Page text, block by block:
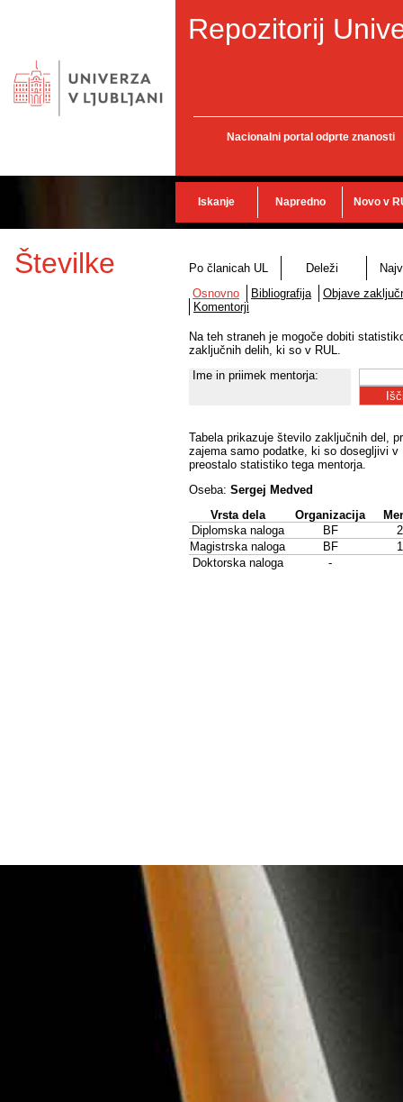
Repozitorij
Nacionalni portal odprte znanosti
Iskanje Napredno Novo v
Številke Po članicah UL Deleži
Osnovno
Bibliografija
Objave
Komentorji
Na teh straneh je mogoče dobiti
zaključnih delih, ki so v RUL.
Ime in priimek mentorja:
Tabela prikazuje število zaključnih del,
zajema samo podatke, ki so dosegljivi
preostalo statistiko tega mentorja.
Oseba: Sergej Medved
Vrsta dela
Organizacija
Diplomska naloga
BF
Magistrska naloga
BF
Doktorska naloga
-